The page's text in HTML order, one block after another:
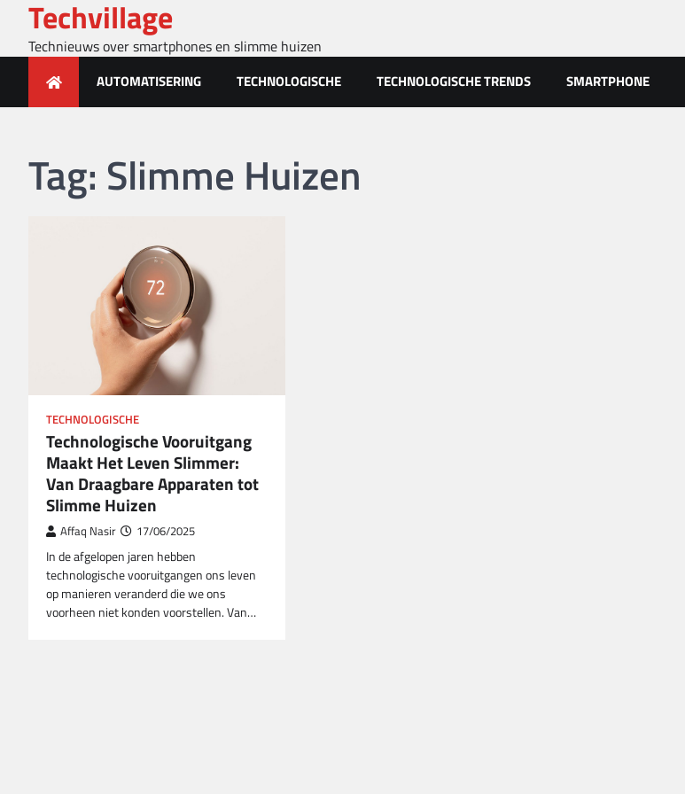
content
Techvillage
Technieuws over smartphones en slimme huizen
AUTOMATISERING TECHNOLOGISCHE TECHNOLOGISCHE TRENDS SMARTPHONE
Tag: Slimme Huizen
TECHNOLOGISCHE
Technologische Vooruitgang
Maakt Het Leven Slimmer:
Van Draagbare Apparaten tot
Slimme Huizen
Affaq Nasir 17/06/2025
In de afgelopen jaren hebben
technologische vooruitgangen ons leven
op manieren veranderd die we ons
voorheen niet konden voorstellen. Van…